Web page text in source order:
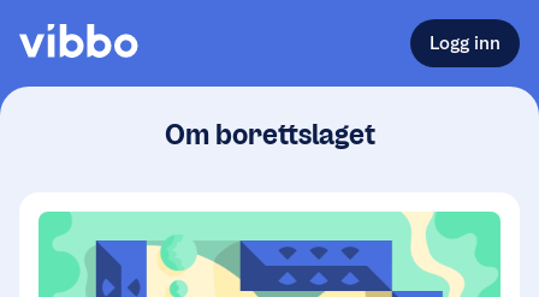
Logg inn
Om borettslaget